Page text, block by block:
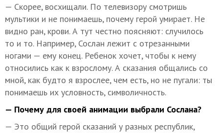
— Скорее, восхищали. По телевизору смотришь
мультики и не понимаешь, почему герой умирает. Не
видно ран, крови. А тут честно поясняют: случилось
то и то. Например, Сослан лежит с отрезанными
ногами — ему конец. Ребенок хочет, чтобы к нему
относились как к взрослому. А сказания общались со
мной, как будто я взрослее, чем есть, но не пугали: ты
понимаешь их условность, символичность.
— Почему для своей анимации выбрали Сослана?
— Это общий герой сказаний у разных республик,